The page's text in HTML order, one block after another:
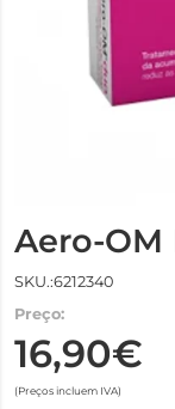
Aero-OM
SKU.:6212340
Preço:
16,90€
(Preços incluem IVA)